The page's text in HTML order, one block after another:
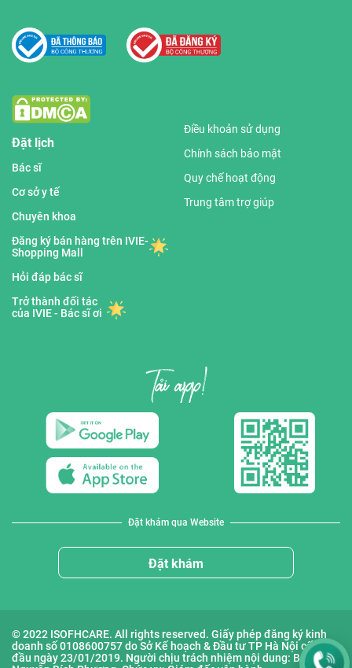
Đặt lịch
Bác sĩ
Cơ sở y tế
Chuyên khoa
Đăng ký bán hàng trên IVIE-
Shopping Mall
Hỏi đáp bác sĩ
Trở thành đối tác
của IVIE - Bác sĩ ơi
Điều khoản sử dụng
Chính sách bảo mật
Quy chế hoạt động
Trung tâm trợ giúp
Đặt khám qua Website
Đặt khám
© 2022 ISOFHCARE. All rights reserved. Giấy phép đăng ký kinh
doanh số 0108600757 do Sở Kế hoạch & Đầu tư TP Hà Nội cấp lần
đầu ngày 23/01/2019. Người chịu trách nhiệm nội dung: Bà